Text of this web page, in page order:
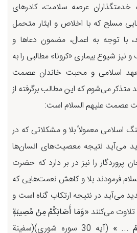
عرصه سلامت، کادرهای
مسلح که با اخلاص و ایثار متحمل
توجه به اعمال، مضمون دعاها و
شیوع بیماری «کرونا» مطالبی را به
اسلامی و محبت خاندان عصمت
متذکر می‌شوم که این مطالب برگرفته از
عصمت علیهم‌ السلام است:
اسلامی معمولاً بلا و مشکلاتی که در
می‌آید نتیجه معصیت‌های انسان‌ها
پروردگار را نیز در بر دارد که حضرت
فرمودند بلا و کاهش نعمت‌هایی که
می‌آید در نتیجه ارتکاب گناه است و
می‌کنند«وَمَا أَصَابَكُمْ مِنْ مُصِیبَةٍ
... »
(آیه 30 سوره شوری)(سفینة